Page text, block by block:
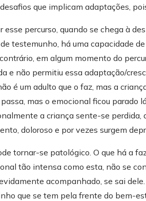
que implicam adaptações,
esse percurso, quando se chega à
testemunho, há uma capacidade
em algum momento do
e não permitiu essa adaptação/
é um adulto que o faz, mas a
mas o emocional ficou parado
a criança sente-se perdida,
doloroso e por vezes surgem
tornar-se patológico. O que há a
tão intensa como esta, não se
acompanhado, se sai
que se tem pela frente do bem-
gostei de pessoas. Sempre
falavam comigo e muitas vezes,
sentiam bem em falar comigo.
começaram a fazer sentido, se
fazer disso “modo de vida”.
a Técnica/ Ferramenta que mais
Alberto Lopes, e senti que o
incluído, e à medida que
a minha Missão estava encontrada!